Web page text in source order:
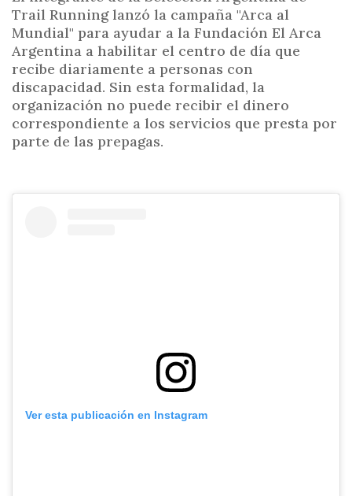
Trail Running lanzó la campaña "Arca al
Mundial" para ayudar a la Fundación El Arca
Argentina a habilitar el centro de día que
recibe diariamente a personas con
discapacidad. Sin esta formalidad, la
organización no puede recibir el dinero
correspondiente a los servicios que presta por
parte de las prepagas.
Ver esta publicación en Instagram